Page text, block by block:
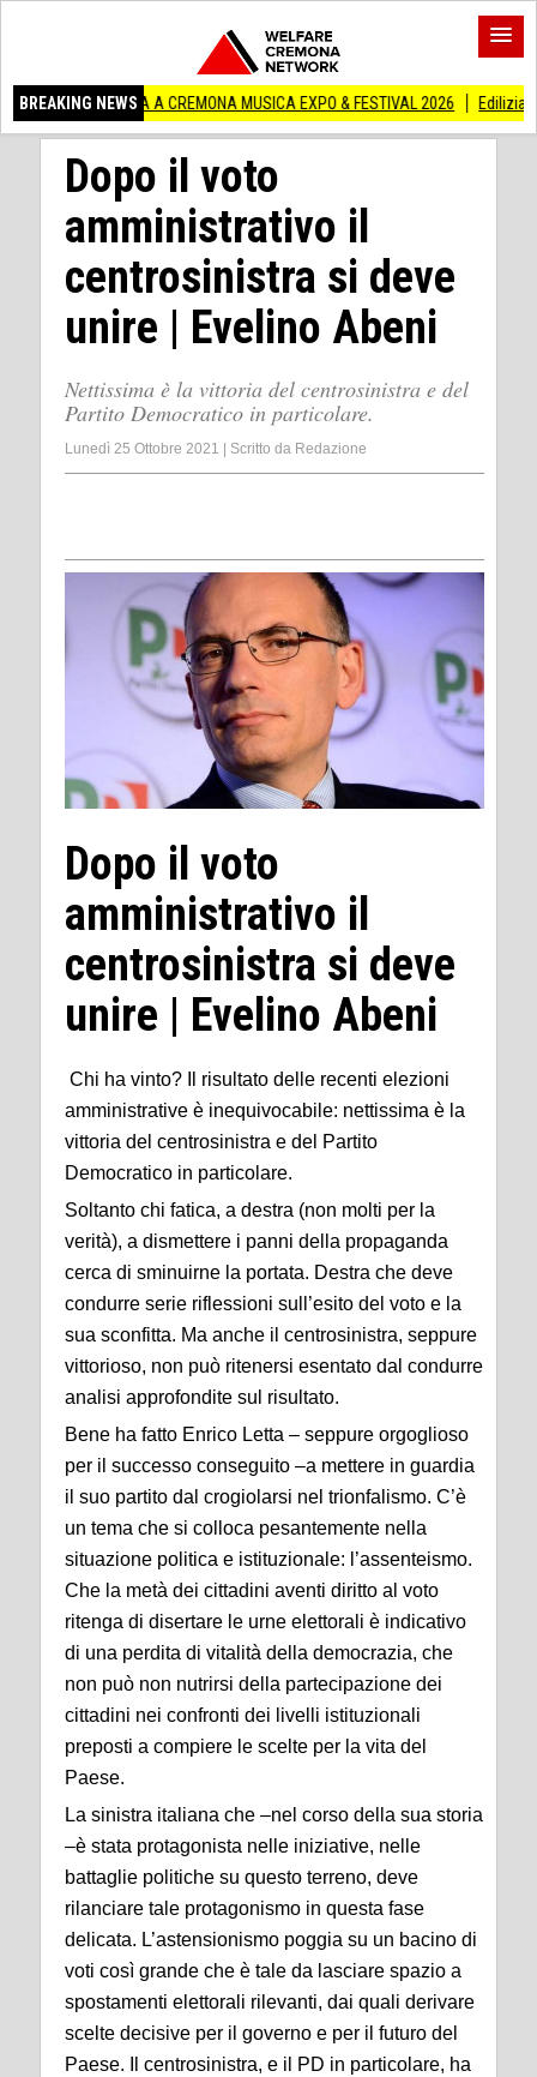
BREAKING NEWS
A CREMONA MUSICA EXPO & FESTIVAL 2026 Edilizia lombarda, CNA:
Dopo il voto
amministrativo il
centrosinistra si deve
unire | Evelino Abeni
Nettissima è la vittoria del centrosinistra e del
Partito Democratico in particolare.
Lunedì 25 Ottobre 2021 Scritto da Redazione
Dopo il voto
amministrativo il
centrosinistra si deve
unire | Evelino Abeni
Chi ha vinto? Il risultato delle recenti elezioni
amministrative è inequivocabile: nettissima è la
vittoria del centrosinistra e del Partito
Democratico in particolare.
Soltanto chi fatica, a destra (non molti per la
verità), a dismettere i panni della propaganda
cerca di sminuirne la portata. Destra che deve
condurre serie riflessioni sull’esito del voto e la
sua sconfitta. Ma anche il centrosinistra, seppure
vittorioso, non può ritenersi esentato dal condurre
analisi approfondite sul risultato.
Bene ha fatto Enrico Letta – seppure orgoglioso
per il successo conseguito –a mettere in guardia
il suo partito dal crogiolarsi nel trionfalismo. C’è
un tema che si colloca pesantemente nella
situazione politica e istituzionale: l’assenteismo.
Che la metà dei cittadini aventi diritto al voto
ritenga di disertare le urne elettorali è indicativo
di una perdita di vitalità della democrazia, che
non può non nutrirsi della partecipazione dei
cittadini nei confronti dei livelli istituzionali
preposti a compiere le scelte per la vita del
Paese.
La sinistra italiana che –nel corso della sua storia
–è stata protagonista nelle iniziative, nelle
battaglie politiche su questo terreno, deve
rilanciare tale protagonismo in questa fase
delicata. L’astensionismo poggia su un bacino di
voti così grande che è tale da lasciare spazio a
spostamenti elettorali rilevanti, dai quali derivare
scelte decisive per il governo e per il futuro del
Paese. Il centrosinistra, e il PD in particolare, ha